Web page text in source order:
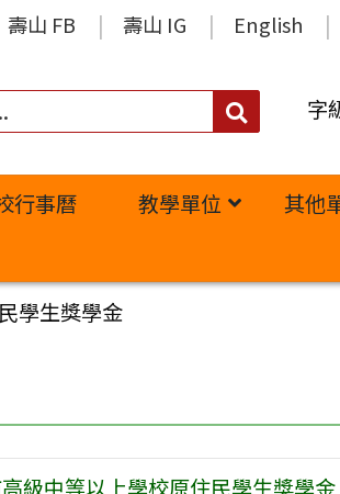
壽山 FB 壽山 IG English
搜
字
行事曆 教學單位 其他
學生獎學金
級中等以上學校原住民學生獎學金